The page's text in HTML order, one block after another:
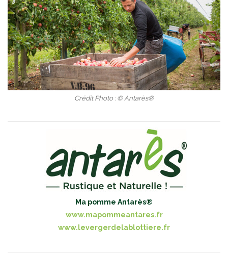
Crédit Photo : © Antarès®
Ma pomme Antarès®
www.mapommeantares.fr
www.levergerdelablottiere.fr